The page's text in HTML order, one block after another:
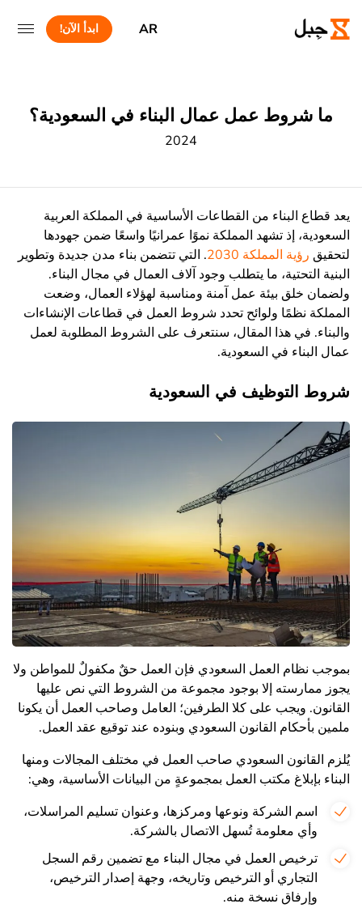
AR ابدأ الآن!
ما شروط عمل عمال البناء في السعودية؟
2024
يعد قطاع البناء من القطاعات الأساسية في المملكة العربية
السعودية، إذ تشهد المملكة نموًا عمرانيًا واسعًا ضمن جهودها
لتحقيق رؤية المملكة 2030
. التي تتضمن بناء مدن جديدة وتطوير
البنية التحتية، ما يتطلب وجود آلاف العمال في مجال البناء.
ولضمان خلق بيئة عمل آمنة ومناسبة لهؤلاء العمال، وضعت
المملكة نظمًا ولوائح تحدد شروط العمل في قطاعات الإنشاءات
والبناء. في هذا المقال، سنتعرف على الشروط المطلوبة لعمل
عمال البناء في السعودية.
شروط التوظيف في السعودية
بموجب نظام العمل السعودي فإن العمل حقٌ مكفولٌ للمواطن ولا
يجوز ممارسته إلا بوجود مجموعة من الشروط التي نص عليها
القانون. ويجب على كلا الطرفين؛ العامل وصاحب العمل أن يكونا
ملمين بأحكام القانون السعودي وبنوده عند توقيع عقد العمل.
يُلزم القانون السعودي صاحب العمل في مختلف المجالات ومنها
البناء بإبلاغ مكتب العمل بمجموعةٍ من البيانات الأساسية، وهي:
اسم الشركة ونوعها ومركزها، وعنوان تسليم المراسلات،
وأي معلومة تُسهل الاتصال بالشركة.
ترخيص العمل في مجال البناء مع تضمين رقم السجل
التجاري أو الترخيص وتاريخه، وجهة إصدار الترخيص،
وإرفاق نسخة منه.